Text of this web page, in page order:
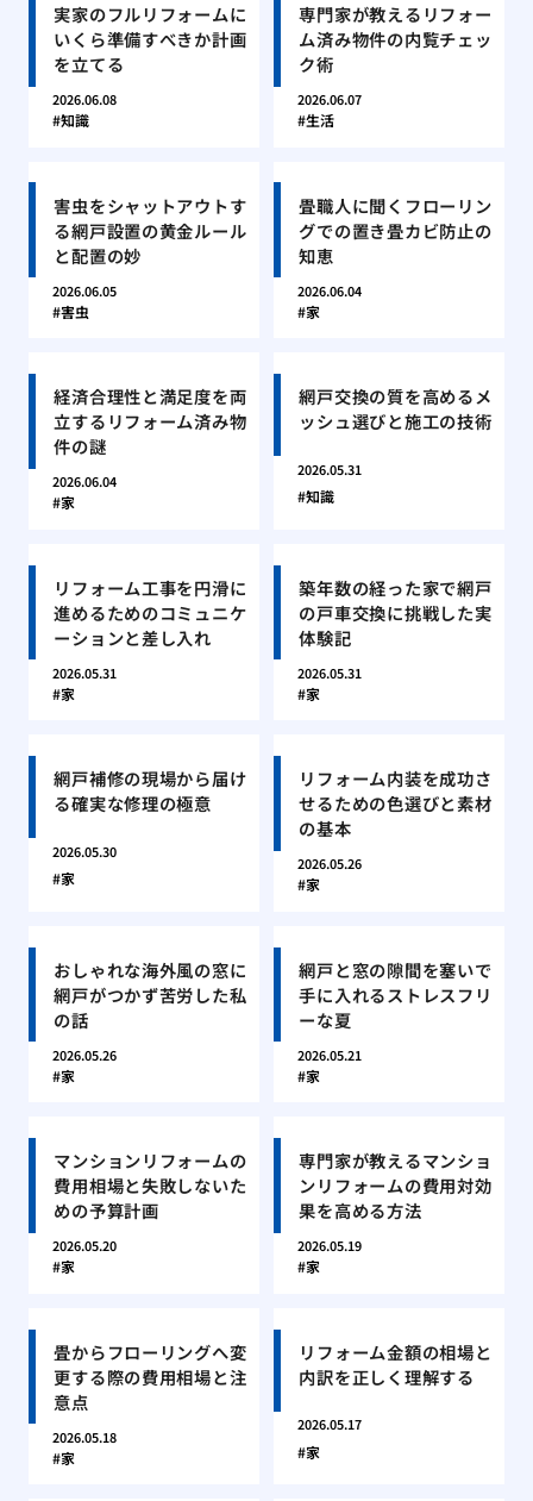
実家のフルリフォームに
いくら準備すべきか計画
を立てる
2026.06.08
知識
専門家が教えるリフォー
ム済み物件の内覧チェッ
ク術
2026.06.07
生活
害虫をシャットアウトす
る網戸設置の黄金ルール
と配置の妙
2026.06.05
害虫
畳職人に聞くフローリン
グでの置き畳カビ防止の
知恵
2026.06.04
家
経済合理性と満足度を両
立するリフォーム済み物
件の謎
2026.06.04
家
網戸交換の質を高めるメ
ッシュ選びと施工の技術
2026.05.31
知識
リフォーム工事を円滑に
進めるためのコミュニケ
ーションと差し入れ
2026.05.31
家
築年数の経った家で網戸
の戸車交換に挑戦した実
体験記
2026.05.31
家
網戸補修の現場から届け
る確実な修理の極意
2026.05.30
家
リフォーム内装を成功さ
せるための色選びと素材
の基本
2026.05.26
家
おしゃれな海外風の窓に
網戸がつかず苦労した私
の話
2026.05.26
家
網戸と窓の隙間を塞いで
手に入れるストレスフリ
ーな夏
2026.05.21
家
マンションリフォームの
費用相場と失敗しないた
めの予算計画
2026.05.20
家
専門家が教えるマンショ
ンリフォームの費用対効
果を高める方法
2026.05.19
家
畳からフローリングへ変
更する際の費用相場と注
意点
2026.05.18
家
リフォーム金額の相場と
内訳を正しく理解する
2026.05.17
家